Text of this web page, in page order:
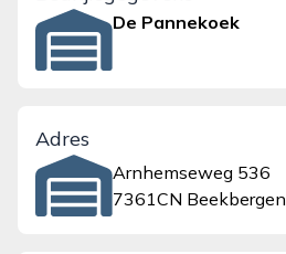
De Pannekoek
Adres
Arnhemseweg 536
7361CN Beekbergen